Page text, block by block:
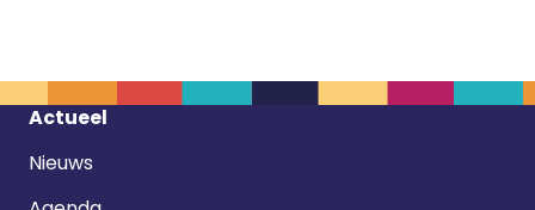
Footer
Actueel
Nieuws